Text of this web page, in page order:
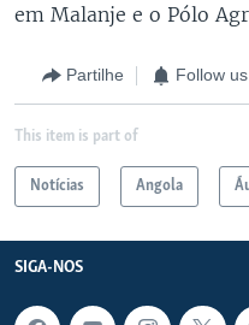
em Malanje e o Pólo
Partilhe Follow us
This item is part of
Notícias Angola
SIGA-NOS